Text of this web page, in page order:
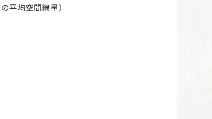
平均空間線量）